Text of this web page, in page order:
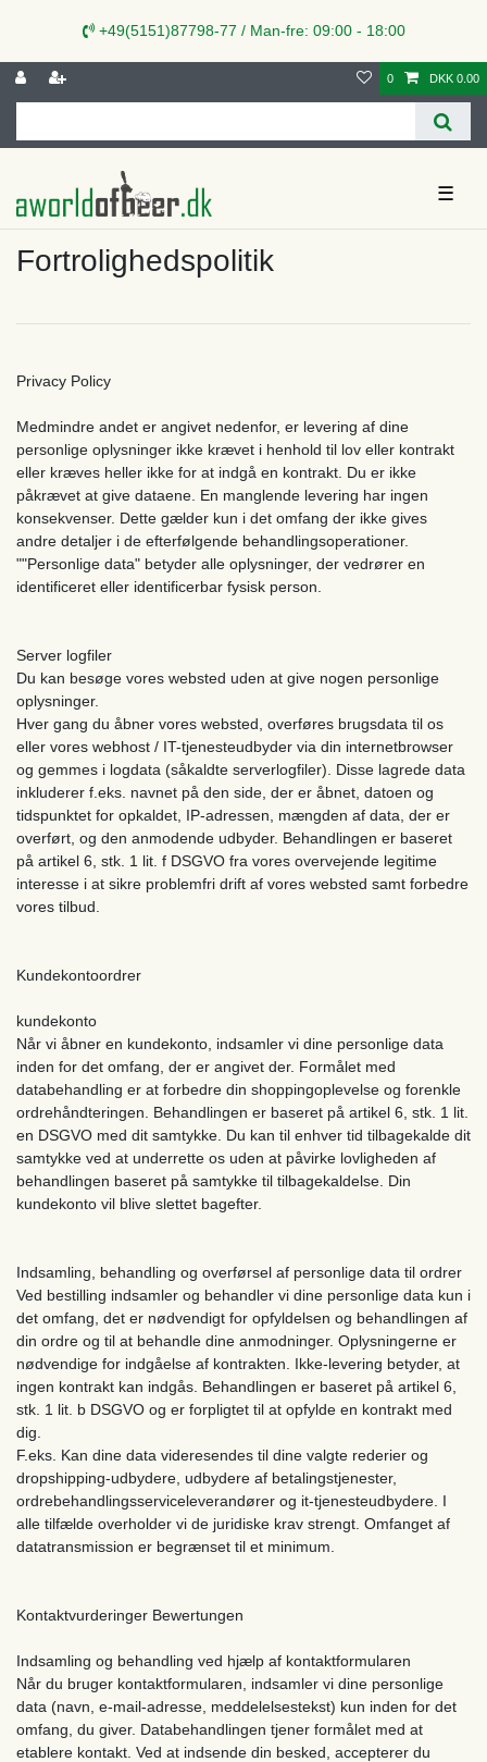
+49(5151)87798-77 / Man-fre: 09:00 - 18:00
0 DKK 0.00
☰
Fortrolighedspolitik
Privacy Policy
Medmindre andet er angivet nedenfor, er levering af dine
personlige oplysninger ikke krævet i henhold til lov eller kontrakt
eller kræves heller ikke for at indgå en kontrakt. Du er ikke
påkrævet at give dataene. En manglende levering har ingen
konsekvenser. Dette gælder kun i det omfang der ikke gives
andre detaljer i de efterfølgende behandlingsoperationer.
""Personlige data" betyder alle oplysninger, der vedrører en
identificeret eller identificerbar fysisk person.
Server logfiler
Du kan besøge vores websted uden at give nogen personlige
oplysninger.
Hver gang du åbner vores websted, overføres brugsdata til os
eller vores webhost / IT-tjenesteudbyder via din internetbrowser
og gemmes i logdata (såkaldte serverlogfiler). Disse lagrede data
inkluderer f.eks. navnet på den side, der er åbnet, datoen og
tidspunktet for opkaldet, IP-adressen, mængden af ​​data, der er
overført, og den anmodende udbyder. Behandlingen er baseret
på artikel 6, stk. 1 lit. f DSGVO fra vores overvejende legitime
interesse i at sikre problemfri drift af vores websted samt forbedre
vores tilbud.
Kundekontoordrer
kundekonto
Når vi åbner en kundekonto, indsamler vi dine personlige data
inden for det omfang, der er angivet der. Formålet med
databehandling er at forbedre din shoppingoplevelse og forenkle
ordrehåndteringen. Behandlingen er baseret på artikel 6, stk. 1 lit.
en DSGVO med dit samtykke. Du kan til enhver tid tilbagekalde dit
samtykke ved at underrette os uden at påvirke lovligheden af ​​
behandlingen baseret på samtykke til tilbagekaldelse. Din
kundekonto vil blive slettet bagefter.
Indsamling, behandling og overførsel af personlige data til ordrer
Ved bestilling indsamler og behandler vi dine personlige data kun i
det omfang, det er nødvendigt for opfyldelsen og behandlingen af
​​din ordre og til at behandle dine anmodninger. Oplysningerne er
nødvendige for indgåelse af kontrakten. Ikke-levering betyder, at
ingen kontrakt kan indgås. Behandlingen er baseret på artikel 6,
stk. 1 lit. b DSGVO og er forpligtet til at opfylde en kontrakt med
dig.
F.eks. Kan dine data videresendes til dine valgte rederier og
dropshipping-udbydere, udbydere af betalingstjenester,
ordrebehandlingsserviceleverandører og it-tjenesteudbydere. I
alle tilfælde overholder vi de juridiske krav strengt. Omfanget af
datatransmission er begrænset til et minimum.
Kontaktvurderinger Bewertungen
Indsamling og behandling ved hjælp af kontaktformularen
Når du bruger kontaktformularen, indsamler vi dine personlige
data (navn, e-mail-adresse, meddelelsestekst) kun inden for det
omfang, du giver. Databehandlingen tjener formålet med at
etablere kontakt. Ved at indsende din besked, accepterer du